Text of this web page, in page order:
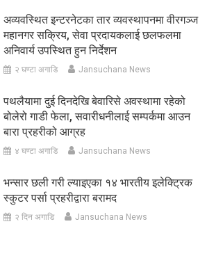
अव्यवस्थित इन्टरनेटका तार व्यवस्थापनमा वीरगञ्ज
महानगर सक्रिय, सेवा प्रदायकलाई छलफलमा
अनिवार्य उपस्थित हुन निर्देशन
२ घण्टा अगाडि Jansuchana News
पथलैयामा दुई दिनदेखि बेवारिसे अवस्थामा रहेको
बोलेरो गाडी फेला, सवारीधनीलाई सम्पर्कमा आउन
बारा प्रहरीको आग्रह
४ घण्टा अगाडि Jansuchana News
भन्सार छली गरी ल्याइएका १४ भारतीय इलेक्ट्रिक
स्कुटर पर्सा प्रहरीद्वारा बरामद
२ दिन अगाडि Jansuchana News